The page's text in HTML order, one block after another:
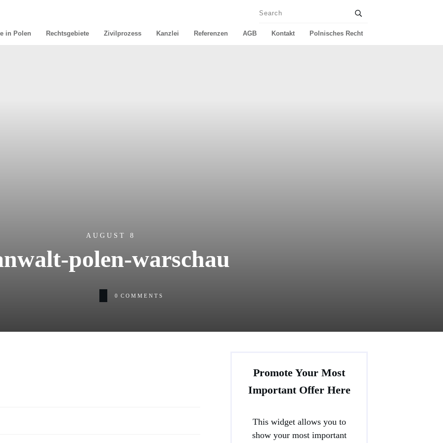
in Polen Rechtsgebiete Zivilprozess Kanzlei Referenzen AGB Kontakt Polnisches Recht
AUGUST 8
polen-warschau
0 COMMENTS
Promote Your Most
Important Offer Here
This widget allows you to
show your most important